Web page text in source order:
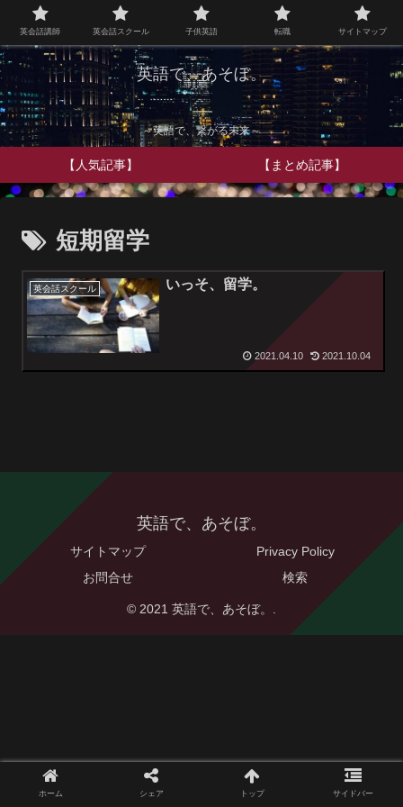
英語で、あそぼ。
～英語で、繋がる未来～
【人気記事】 【まとめ記事】
短期留学
英会話スクール いっそ、留学。
2021.04.10 2021.10.04
英語で、あそぼ。
サイトマップ
Privacy Policy
お問合せ
検索
© 2021 英語で、あそぼ。.
英会話講師 英会話スクール 子供英語 転職 サイトマップ
ホーム シェア トップ サイドバー